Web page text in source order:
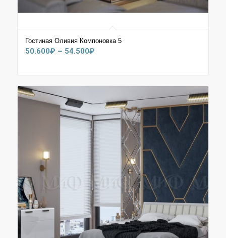
Гостиная Оливия Компоновка 5
50.600₽ – 54.500₽Диапазон
–
54.500₽